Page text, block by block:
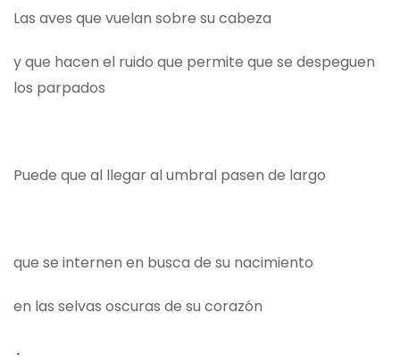
Las aves que vuelan sobre su cabeza
y que hacen el ruido que permite que se despeguen
los parpados
Puede que al llegar al umbral pasen de largo
que se internen en busca de su nacimiento
en las selvas oscuras de su corazón
.